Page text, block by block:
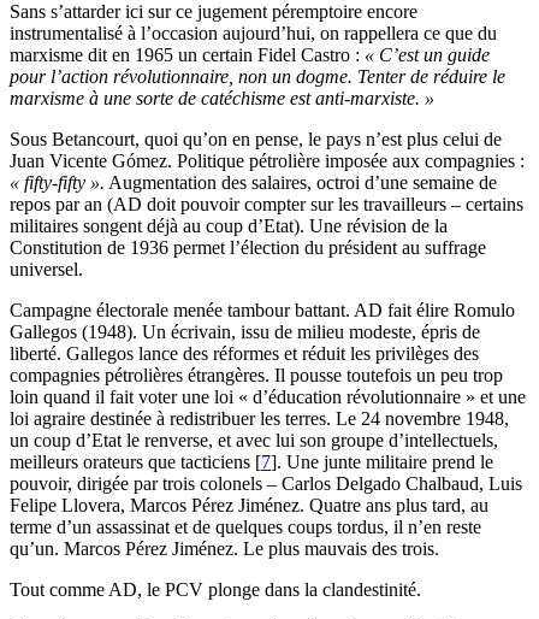
Sans s’attarder ici sur ce jugement péremptoire encore
instrumentalisé à l’occasion aujourd’hui, on rappellera ce que du
marxisme dit en 1965 un certain Fidel Castro : « C’est un guide
pour l’action révolutionnaire, non un dogme. Tenter de réduire le
marxisme à une sorte de catéchisme est anti-marxiste. »
Sous Betancourt, quoi qu’on en pense, le pays n’est plus celui de
Juan Vicente Gómez. Politique pétrolière imposée aux compagnies :
« fifty-fifty ». Augmentation des salaires, octroi d’une semaine de
repos par an (AD doit pouvoir compter sur les travailleurs – certains
militaires songent déjà au coup d’Etat). Une révision de la
Constitution de 1936 permet l’élection du président au suffrage
universel.
Campagne électorale menée tambour battant. AD fait élire Romulo
Gallegos (1948). Un écrivain, issu de milieu modeste, épris de
liberté. Gallegos lance des réformes et réduit les privilèges des
compagnies pétrolières étrangères. Il pousse toutefois un peu trop
loin quand il fait voter une loi « d’éducation révolutionnaire » et une
loi agraire destinée à redistribuer les terres. Le 24 novembre 1948,
un coup d’Etat le renverse, et avec lui son groupe d’intellectuels,
meilleurs orateurs que tacticiens [7]. Une junte militaire prend le
pouvoir, dirigée par trois colonels – Carlos Delgado Chalbaud, Luis
Felipe Llovera, Marcos Pérez Jiménez. Quatre ans plus tard, au
terme d’un assassinat et de quelques coups tordus, il n’en reste
qu’un. Marcos Pérez Jiménez. Le plus mauvais des trois.
Tout comme AD, le PCV plonge dans la clandestinité.